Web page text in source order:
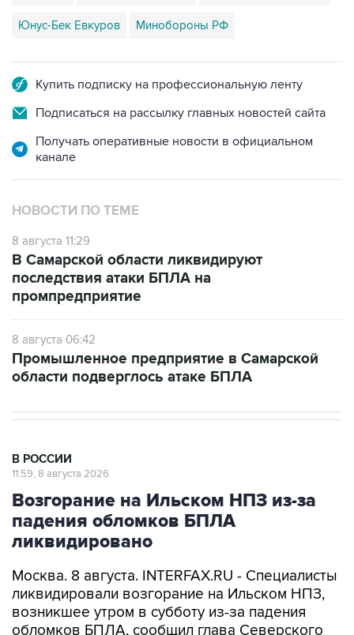
Подписаться на рассылку главных новостей сайта
Получать оперативные новости в официальном
НОВОСТИ ПО ТЕМЕ
8 августа 11:29
последствия атаки БПЛА на
промпредприятие
8 августа 06:42
области подверглось атаке БПЛА
Возгорание на Ильском НПЗ из-за
падения обломков БПЛА
ликвидировано
Москва. 8 августа. INTERFAX.RU - Специалисты
возникшее утром в субботу из-за падения
обломков БПЛА, сообщил глава Северского
района Краснодарского края Алексей Чеверев